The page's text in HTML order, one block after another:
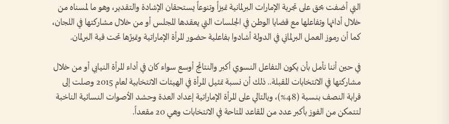
التي أضفت بحق على تجربة الإمارات البرلمانية تميزاً وتنوعاً يستحقان الإشادة والتقدير، وهو ما لمسناه من
خلال أدائها وتفاعلها مع قضايا الوطن في الجلسات التي يعقدها المجلس أو من خلال مشاركتها في اللجان،
كما أن رموز العمل البرلماني في الدولة أشادوا بفاعلية حضور المرأة الإماراتية وتميزّها تحت قبة البرلمان.
في حين أننا نأمل بأن يكون التفاعل النسوي أكبر والنتائج أوسع سواء كان في أداء المرأة النيابي أو من خلال
مشاركتها في الانتخابات المقبلة.. ذلك أن نسبة تمثيل المرأة في الهيئات الانتخابية لعام 2015 وصلت إلى
قرابة النصف بنسبة (48%)، وبالتالي على المرأة الإماراتية إعداد العدة وحشد الأصوات النسائية الناخبة
لتتمكن من الفوز بأكبر عدد من المقاعد المتاحة في الانتخابات وهي 20 مقعداً.